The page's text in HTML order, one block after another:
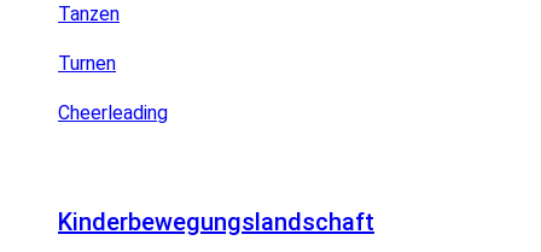
Tanzen
Turnen
Cheerleading
Kinderbewegungslandschaft